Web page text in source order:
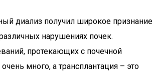
диализ получил широкое признание
нарушениях почек.
протекающих с почечной
много, а трансплантация – это